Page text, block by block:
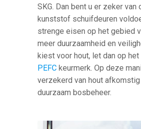
SKG. Dan bent u er zeker van
kunststof schuifdeuren
strenge eisen op het gebied
meer duurzaamheid en
kiest voor hout, let dan op het
PEFC keurmerk. Op deze
verzekerd van hout
duurzaam bosbeheer.